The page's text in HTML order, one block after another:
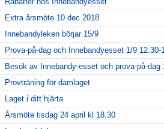
Extra årsmöte 10 dec 2018
Innebandyleken börjar 15/9
Prova-på-dag och Innebandyesset 1/9 12.30-
Besök av Innebandy-esset och prova-på-dag
Provträning för damlaget
Laget i ditt hjärta
Årsmöte tisdag 24 april kl 18.30